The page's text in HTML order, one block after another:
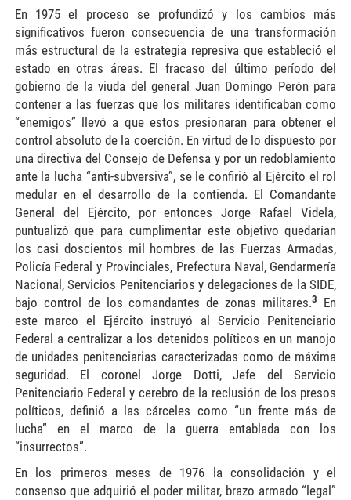
En 1975 el proceso se profundizó y los cambios más
significativos fueron consecuencia de una transformación
más estructural de la estrategia represiva que estableció el
estado en otras áreas. El fracaso del último período del
gobierno de la viuda del general Juan Domingo Perón para
contener a las fuerzas que los militares identificaban como
“enemigos” llevó a que estos presionaran para obtener el
control absoluto de la coerción. En virtud de lo dispuesto por
una directiva del Consejo de Defensa y por un redoblamiento
ante la lucha “anti-subversiva”, se le confirió al Ejército el rol
medular en el desarrollo de la contienda. El Comandante
General del Ejército, por entonces Jorge Rafael Videla,
puntualizó que para cumplimentar este objetivo quedarían
los casi doscientos mil hombres de las Fuerzas Armadas,
Policía Federal y Provinciales, Prefectura Naval, Gendarmería
Nacional, Servicios Penitenciarios y delegaciones de la SIDE,
bajo control de los comandantes de zonas militares.3
En
este marco el Ejército instruyó al Servicio Penitenciario
Federal a centralizar a los detenidos políticos en un manojo
de unidades penitenciarias caracterizadas como de máxima
seguridad. El coronel Jorge Dotti, Jefe del Servicio
Penitenciario Federal y cerebro de la reclusión de los presos
políticos, definió a las cárceles como “un frente más de
lucha” en el marco de la guerra entablada con los
“insurrectos”.
En los primeros meses de 1976 la consolidación y el
consenso que adquirió el poder militar, brazo armado “legal”